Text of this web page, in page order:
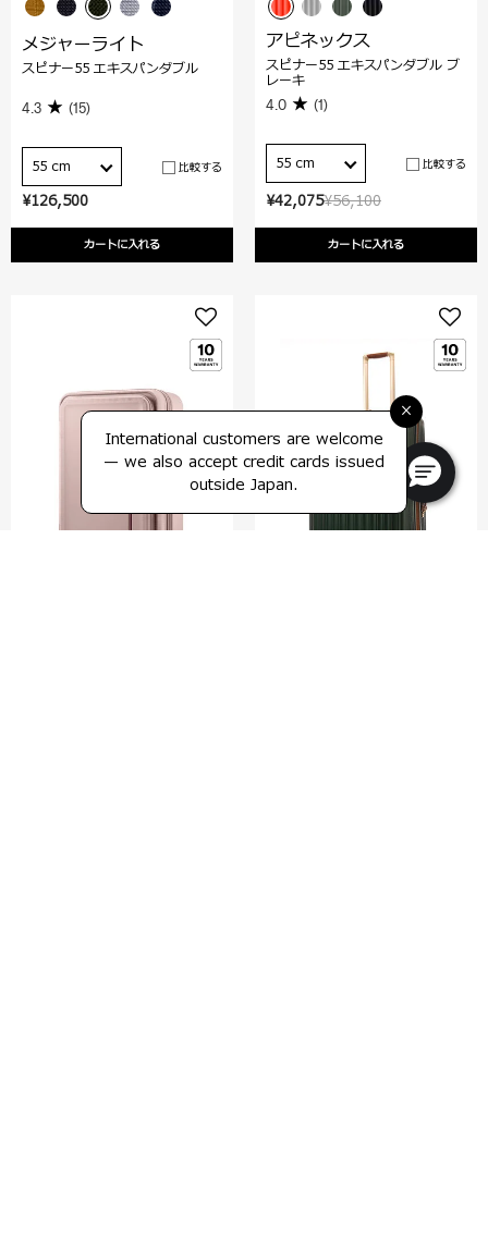
×
International customers are welcome
— we also accept credit cards issued
outside Japan.
¥126,500
カートに入れる
メジャーライト
スピナー55 エキスパンダブル
4.3 (15)
55 cm 比較する
¥56,100
¥42,075
カートに入れる
アピネックス
スピナー55 エキスパンダブル ブ
レーキ
4.0 (1)
55 cm 比較する